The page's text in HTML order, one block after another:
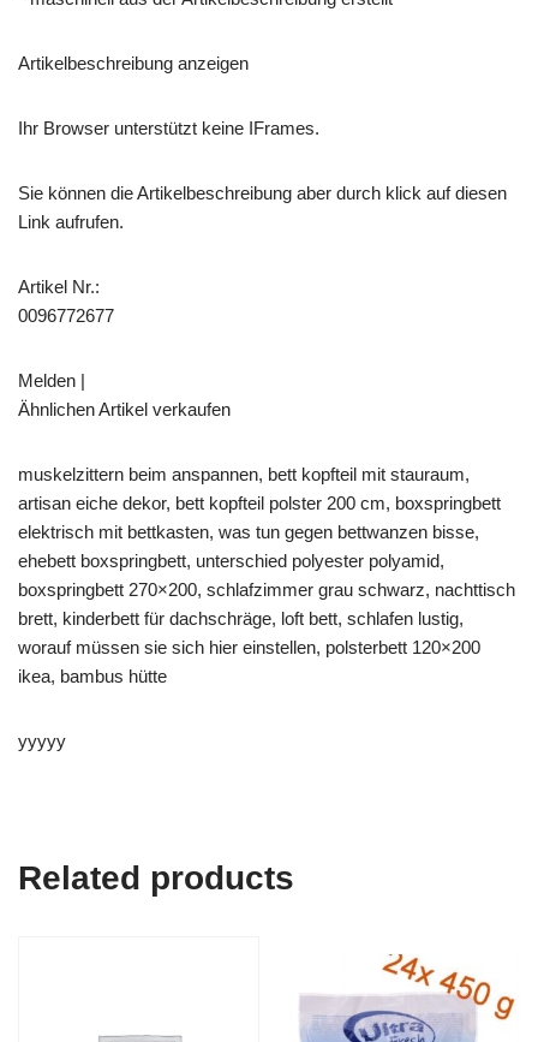
Artikelbeschreibung anzeigen
Ihr Browser unterstützt keine IFrames.
Sie können die Artikelbeschreibung aber durch klick auf diesen
Link aufrufen.
Artikel Nr.:
0096772677
Melden |
Ähnlichen Artikel verkaufen
muskelzittern beim anspannen, bett kopfteil mit stauraum,
artisan eiche dekor, bett kopfteil polster 200 cm, boxspringbett
elektrisch mit bettkasten, was tun gegen bettwanzen bisse,
ehebett boxspringbett, unterschied polyester polyamid,
boxspringbett 270×200, schlafzimmer grau schwarz, nachttisch
brett, kinderbett für dachschräge, loft bett, schlafen lustig,
worauf müssen sie sich hier einstellen, polsterbett 120×200
ikea, bambus hütte
yyyyy
Related products